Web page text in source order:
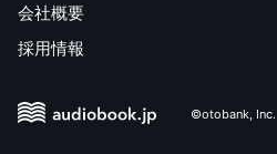
会社概要
採用情報
©otobank, Inc.